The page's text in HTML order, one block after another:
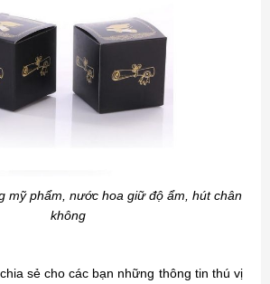
mỹ phẩm, nước hoa giữ độ ẩm, hút chân
không
sẻ cho các bạn những thông tin thú vị